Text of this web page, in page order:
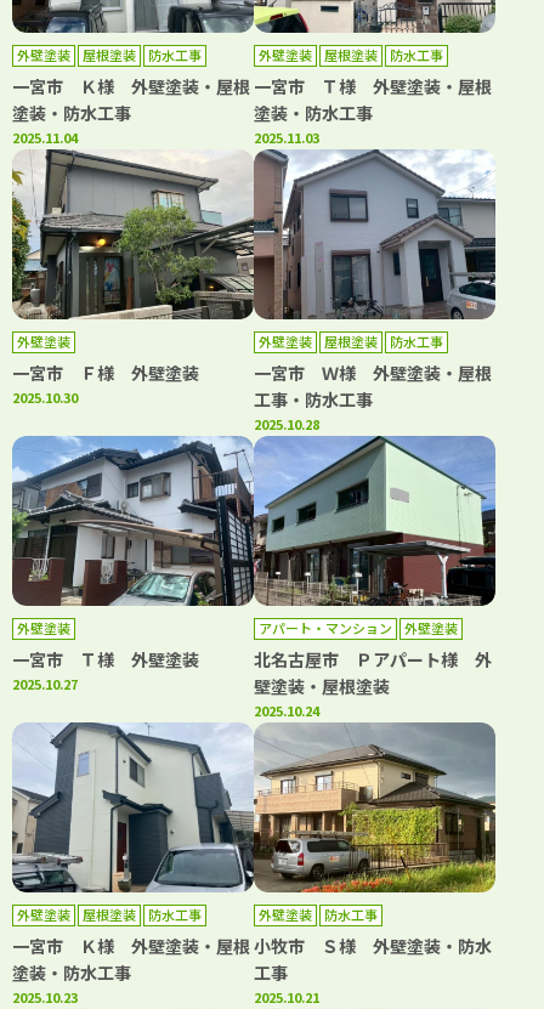
外壁塗装 屋根塗装 防水工事
一宮市 Ｋ様 外壁塗装・屋根
塗装・防水工事
2025.11.04
外壁塗装 屋根塗装 防水工事
一宮市 Ｔ様 外壁塗装・屋根
塗装・防水工事
2025.11.03
外壁塗装
一宮市 Ｆ様 外壁塗装
2025.10.30
外壁塗装 屋根塗装 防水工事
一宮市 Ｗ様 外壁塗装・屋根
工事・防水工事
2025.10.28
外壁塗装
一宮市 Ｔ様 外壁塗装
2025.10.27
アパート・マンション
外壁塗装
屋根塗装
防水工事
北名古屋市 Ｐアパート様 外
壁塗装・屋根塗装
2025.10.24
外壁塗装 屋根塗装 防水工事
一宮市 Ｋ様 外壁塗装・屋根
塗装・防水工事
2025.10.23
外壁塗装 防水工事
小牧市 Ｓ様 外壁塗装・防水
工事
2025.10.21